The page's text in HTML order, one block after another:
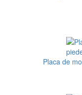
Placa de